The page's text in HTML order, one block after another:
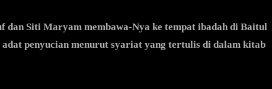
dan Siti Maryam membawa-Nya ke tempat ibadah di Baitul
penyucian menurut syariat yang tertulis di dalam kitab